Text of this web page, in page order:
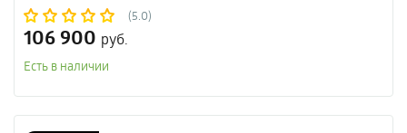
(5.0)
106 900 руб.
Есть в наличии